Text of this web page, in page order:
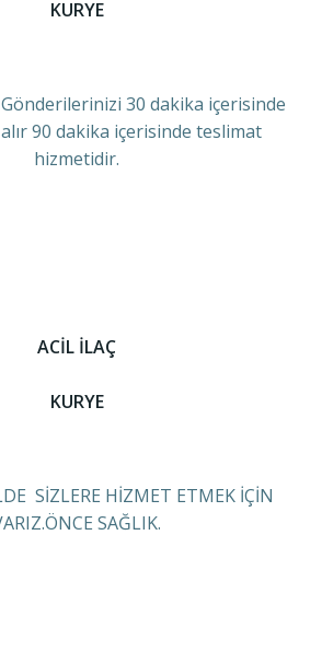
KURYE
30 dakika içerisinde
90 dakika içerisinde teslimat
hizmetidir.
ACİL İLAÇ
KURYE
SİZLERE HİZMET ETMEK İÇİN
SAĞLIK.